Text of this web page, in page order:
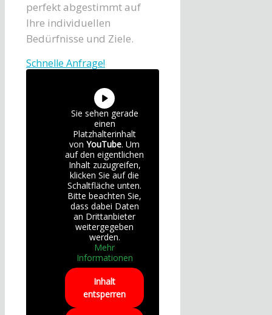
perfekt abgestimmt auf
Ihre individuellen
Bedürfnisse und Ziele.
Schnelle Anfrage!
Sie sehen gerade
einen
Platzhalterinhalt
von YouTube. Um
auf den eigentlichen
Inhalt zuzugreifen,
klicken Sie auf die
Schaltfläche unten.
Bitte beachten Sie,
dass dabei Daten
an Drittanbieter
weitergegeben
werden.
Mehr
Informationen
Inhalt
entsperren